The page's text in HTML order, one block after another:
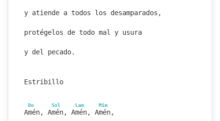
y atiende a todos los desamparados,
protégelos de todo mal y usura
y del pecado.
Estribillo
Do Sol Lam Mim
Amén, Amén, Amén, Amén,